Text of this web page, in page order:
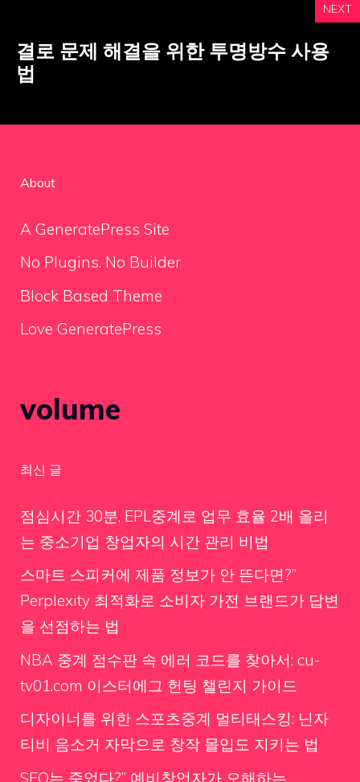
NEXT
결로 문제 해결을 위한 투명방수 사용
법
About
A GeneratePress Site
No Plugins. No Builder
Block Based Theme
Love GeneratePress
volume
최신 글
점심시간 30분, EPL중계로 업무 효율 2배 올리
는 중소기업 창업자의 시간 관리 비법
스마트 스피커에 제품 정보가 안 뜬다면?”
Perplexity 최적화로 소비자 가전 브랜드가 답변
을 선점하는 법
NBA 중계 점수판 속 에러 코드를 찾아서: cu-
tv01.com 이스터에그 헌팅 챌린지 가이드
디자이너를 위한 스포츠중계 멀티태스킹: 닌자
티비 음소거 자막으로 창작 몰입도 지키는 법
SEO는 죽었다?” 예비창업자가 오해하는